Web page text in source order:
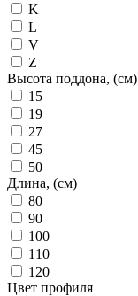
K
L
V
Z
Высота поддона, (см)
15
19
27
45
50
Длина, (см)
80
90
100
110
120
Цвет профиля